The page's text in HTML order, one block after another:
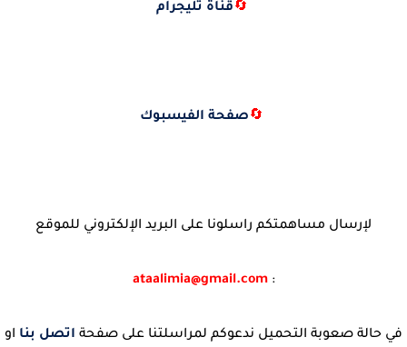
🔄قناة تليجرام
🔄صفحة الفيسبوك
لإرسال مساهمتكم راسلونا على البريد الإلكتروني للموقع
:
ataalimia@gmail.com
في حالة صعوبة التحميل ندعوكم لمراسلتنا على صفحة اتصل بنا او